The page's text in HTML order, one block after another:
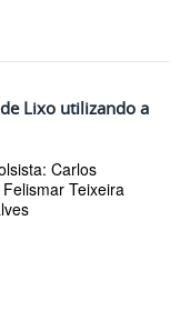
Lixo utilizando a
Carlos
Teixeira